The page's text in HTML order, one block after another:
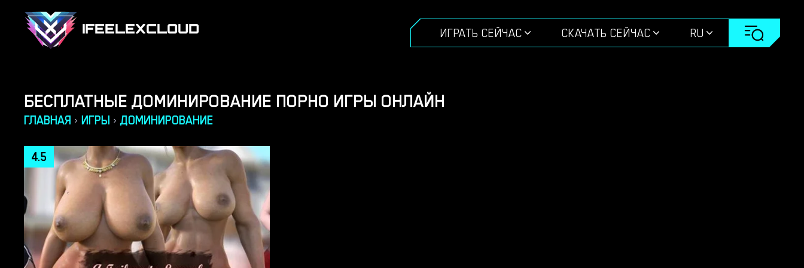
IFEELEXCLOUD ИГРАТЬ СЕЙЧАС СКАЧАТЬ СЕЙЧАС RU
БЕСПЛАТНЫЕ ДОМИНИРОВАНИЕ ПОРНО ИГРЫ ОНЛАЙН
ГЛАВНАЯ › ИГРЫ › ДОМИНИРОВАНИЕ
4.5